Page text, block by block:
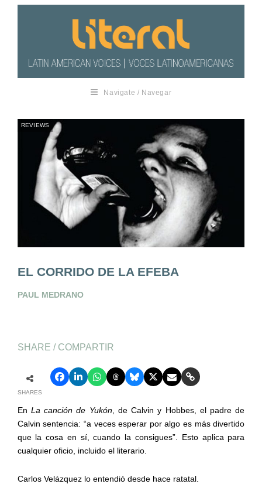
Navigate / Navegar
REVIEWS
EL CORRIDO DE LA EFEBA
PAUL MEDRANO
SHARE / COMPARTIR
SHARES
En La canción de Yukón, de Calvin y Hobbes, el padre de
Calvin sentencia: “a veces esperar por algo es más divertido
que la cosa en sí, cuando la consigues”. Esto aplica para
cualquier oficio, incluido el literario.
Carlos Velázquez lo entendió desde hace ratatal.